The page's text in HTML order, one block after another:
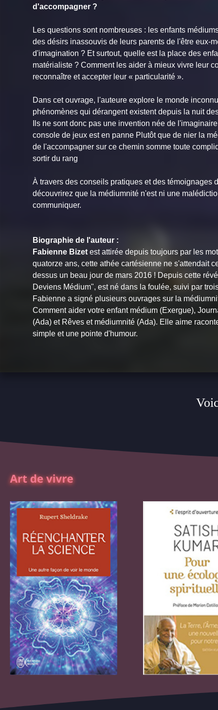
d'accompagner ?
Les questions sont nombreuses : les enfants
des désirs inassouvis de leurs parents de l'être eux-
d'imagination ? Et surtout, quelle est la place des
matérialiste ? Comment les aider à mieux vivre leur
reconnaître et accepter leur « particularité ».
Dans cet ouvrage, l'auteure explore le monde
phénomènes qui dérangent existent depuis la nuit
Ils ne sont donc pas une invention née de
console de jeux est en panne Plutôt que de nier la
de l'accompagner sur ce chemin somme toute
sortir du rang
À travers des conseils pratiques et des témoignages
découvrirez que la médiumnité n'est ni une
communiquer.
Biographie de l'auteur :
Fabienne Bizet est attirée depuis toujours par les
quatorze ans, cette athée cartésienne ne s'attendait
dessus un beau jour de mars 2016 ! Depuis cette
Deviens Médium", est né dans la foulée, suivi par
Fabienne a signé plusieurs ouvrages sur la
Comment aider votre enfant médium (Exergue),
(Ada) et Rêves et médiumnité (Ada). Elle aime
simple et une pointe d'humour.